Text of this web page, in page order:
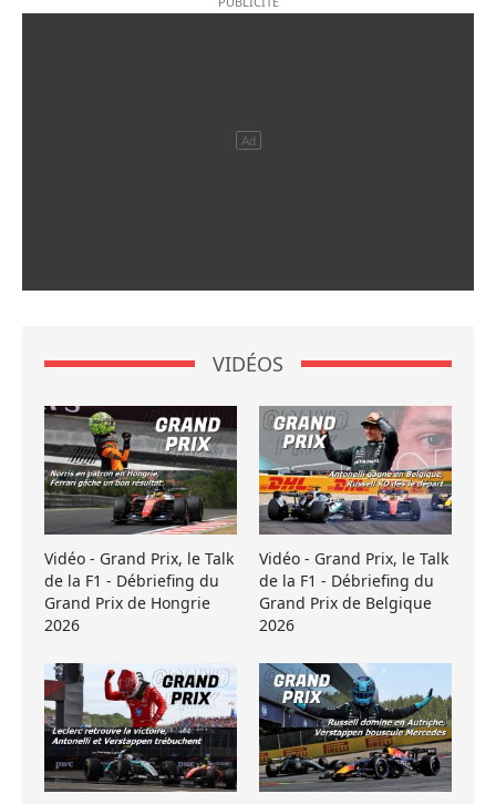
VIDÉOS
Vidéo - Grand Prix, le Talk
de la F1 - Débriefing du
Grand Prix de Hongrie
2026
Vidéo - Grand Prix, le Talk
de la F1 - Débriefing du
Grand Prix de Belgique
2026